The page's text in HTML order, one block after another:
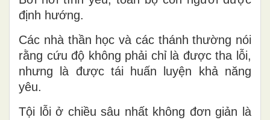
định hướng.
Các nhà thần học và các thánh thường nói
rằng cứu độ không phải chỉ là được tha lỗi,
nhưng là được tái huấn luyện khả năng
yêu.
Tội lỗi ở chiều sâu nhất không đơn giản là